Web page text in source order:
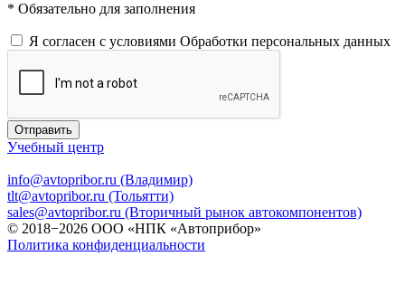
* Обязательно для заполнения
Я согласен с условиями Обработки персональных данных
Отправить
Учебный центр
info@avtopribor.ru (Владимир)
tlt@avtopribor.ru (Тольятти)
sales@avtopribor.ru (Вторичный рынок автокомпонентов)
© 2018−2026 ООО «НПК «Автоприбор»
Политика конфиденциальности